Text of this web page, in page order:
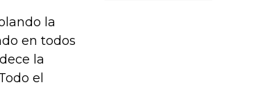
la
en todos
la
el